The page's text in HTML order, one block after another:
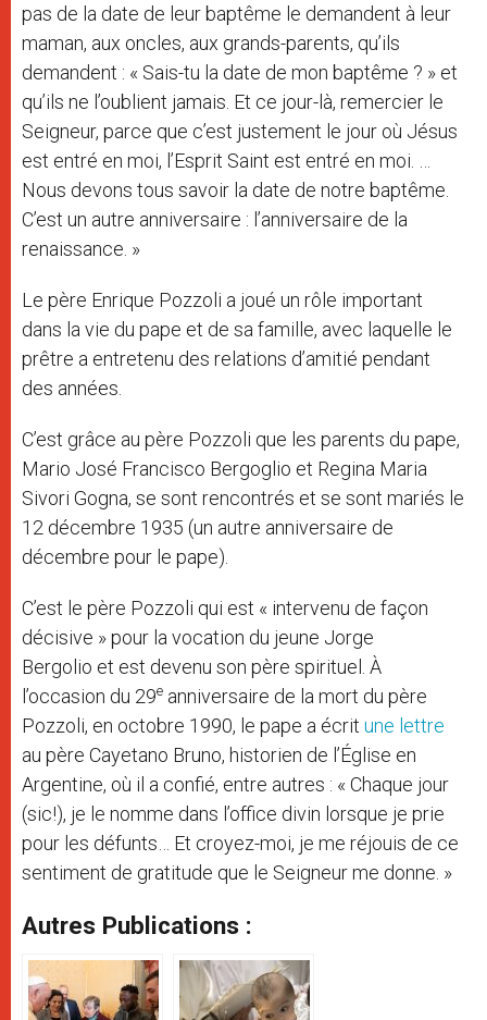
pas de la date de leur baptême le demandent à leur
maman, aux oncles, aux grands-parents, qu’ils
demandent : « Sais-tu la date de mon baptême ? » et
qu’ils ne l’oublient jamais. Et ce jour-là, remercier le
Seigneur, parce que c’est justement le jour où Jésus
est entré en moi, l’Esprit Saint est entré en moi. …
Nous devons tous savoir la date de notre baptême.
C’est un autre anniversaire : l’anniversaire de la
renaissance. »
Le père Enrique Pozzoli a joué un rôle important
dans la vie du pape et de sa famille, avec laquelle le
prêtre a entretenu des relations d’amitié pendant
des années.
C’est grâce au père Pozzoli que les parents du pape,
Mario José Francisco Bergoglio et Regina Maria
Sivori Gogna, se sont rencontrés et se sont mariés le
12 décembre 1935 (un autre anniversaire de
décembre pour le pape).
C’est le père Pozzoli qui est « intervenu de façon
décisive » pour la vocation du jeune Jorge
Bergolio et est devenu son père spirituel. À
l’occasion du 29e anniversaire de la mort du père
Pozzoli, en octobre 1990, le pape a écrit une lettre
au père Cayetano Bruno, historien de l’Église en
Argentine, où il a confié, entre autres : « Chaque jour
(sic!), je le nomme dans l’office divin lorsque je prie
pour les défunts… Et croyez-moi, je me réjouis de ce
sentiment de gratitude que le Seigneur me donne. »
Autres Publications :